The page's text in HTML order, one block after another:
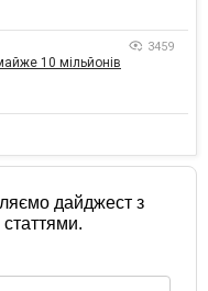
3459
10 мільйонів
дайджест з